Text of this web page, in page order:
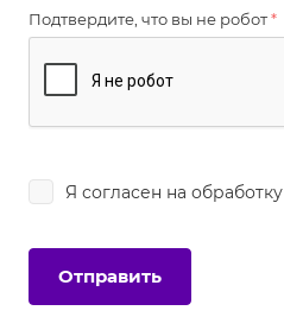
Подтвердите, что вы не робот*
Я согласен на